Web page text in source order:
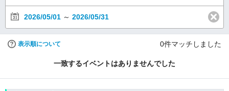
2026/05/01 ～ 2026/05/31
表示順について 0件マッチしました
一致するイベントはありませんでした